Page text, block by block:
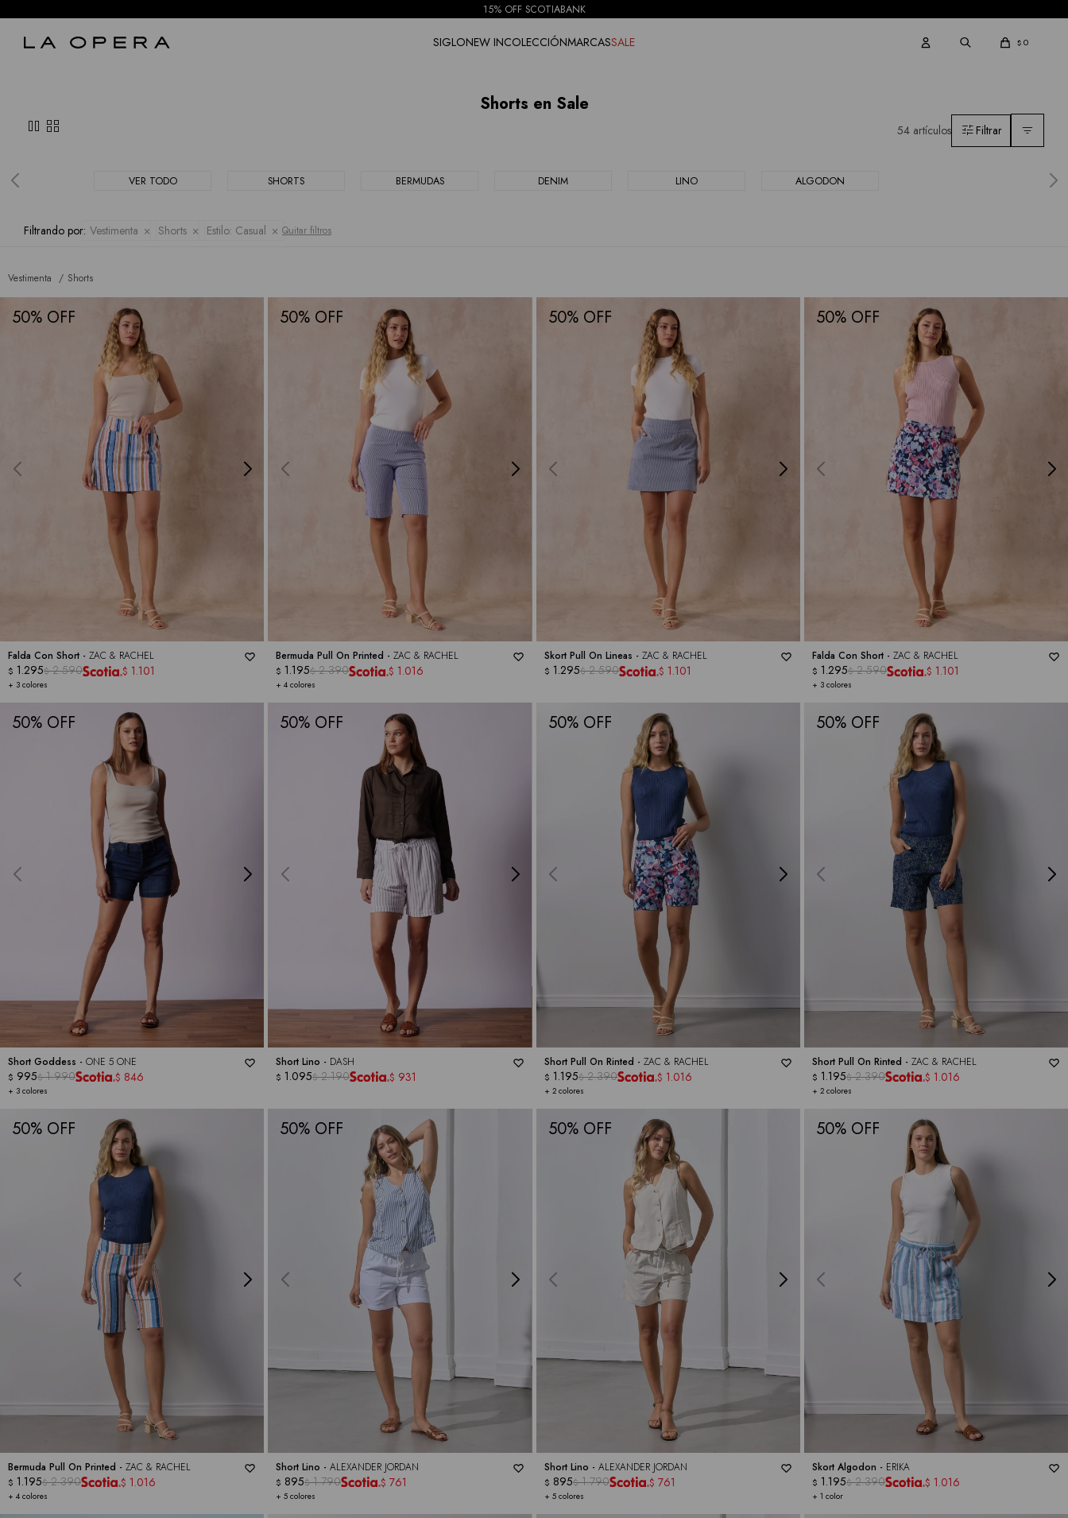
15% OFF SCOTIABANK
SIGLONEW INCOLECCIÓNMARCASSALE $ 0
Shorts en Sale
pause grid_view 54 artículos
VER TODO SHORTS BERMUDAS DENIM LINO ALGODON
Filtrando por: Vestimenta Shorts Estilo: Casual Quitar filtros
Vestimenta Shorts
50
Falda Con Short - ZAC & RACHEL
+ 3 colores
$ 1.295$ 2.590 $ 1.101
50
Bermuda Pull On Printed -ZAC & RACHEL
+ 4 colores
$ 1.195$ 2.390 $ 1.016
50
Skort Pull On Lineas - ZAC & RACHEL
$ 1.295$ 2.590 $ 1.101
50
Falda Con Short - ZAC & RACHEL
+ 3 colores
$ 1.295$ 2.590 $ 1.101
50
Short Goddess - ONE 5 ONE
+ 3 colores
$ 995$ 1.990 $ 846
50
Short Lino - DASH
$ 1.095$ 2.190 $ 931
50
Short Pull On Rinted - ZAC & RACHEL
+ 2 colores
$ 1.195$ 2.390 $ 1.016
50
Short Pull On Rinted - ZAC & RACHEL
+ 2 colores
$ 1.195$ 2.390 $ 1.016
50
Bermuda Pull On Printed - ZAC & RACHEL
+ 4 colores
$ 1.195$ 2.390 $ 1.016
50
Short Lino -ALEXANDER JORDAN
+ 5 colores
$ 895$ 1.790 $ 761
50
Short Lino - ALEXANDER JORDAN
+ 5 colores
$ 895$ 1.790 $ 761
50
Skort Algodon - ERIKA
+ 1 color
$ 1.195$ 2.390 $ 1.016